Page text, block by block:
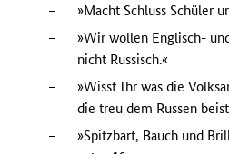
–
»Macht Schluss Schüler
–
»Wir wollen Englisch-
nicht Russisch.«
–
»Wisst Ihr was die
die treu dem Russen
–
»Spitzbart, Bauch und